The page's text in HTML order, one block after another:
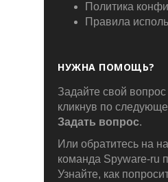
Политика
Правила
НУЖНА ПОМОЩЬ?
Задайте свой
кликнув по
Задать вопрос.
Или обратитесь на
команда Spyware-ru
Узнайте, как